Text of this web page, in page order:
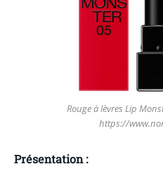
Rouge à lèvres Lip
https://
Présentation :